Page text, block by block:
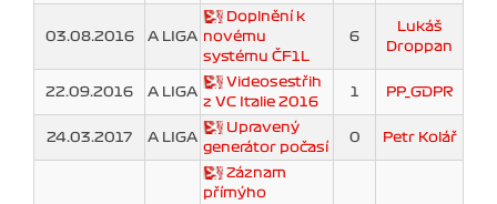
03.08.2016 A LIGA
Doplnění k
novému
systému ČF1L
6
Lukáš
Droppan
22.09.2016 A LIGA
Videosestřih
z VC Italie 2016
1 PP_GDPR
24.03.2017 A LIGA
Upravený
generátor počasí
0 Petr Kolář
Záznam
přímýho